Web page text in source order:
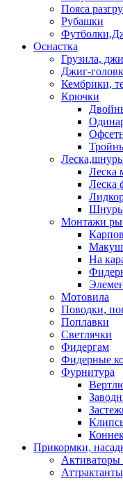
Пояса
Рубашки
Оснастка
Грузила,
Джиг-
Кембрики,
Крючки
Леска
Леска
Шнуры
Монтажи
На
Мотовила
Поводки,
Поплавки
Светлячки
Фидергам
Фидерные
Фурнитура
Прикормки,
Активаторы